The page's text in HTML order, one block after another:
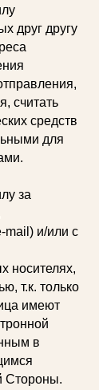
друг другу
считать
средств
для
за
mail) и/или с
носителях,
т.к. только
имеют
в
Стороны.